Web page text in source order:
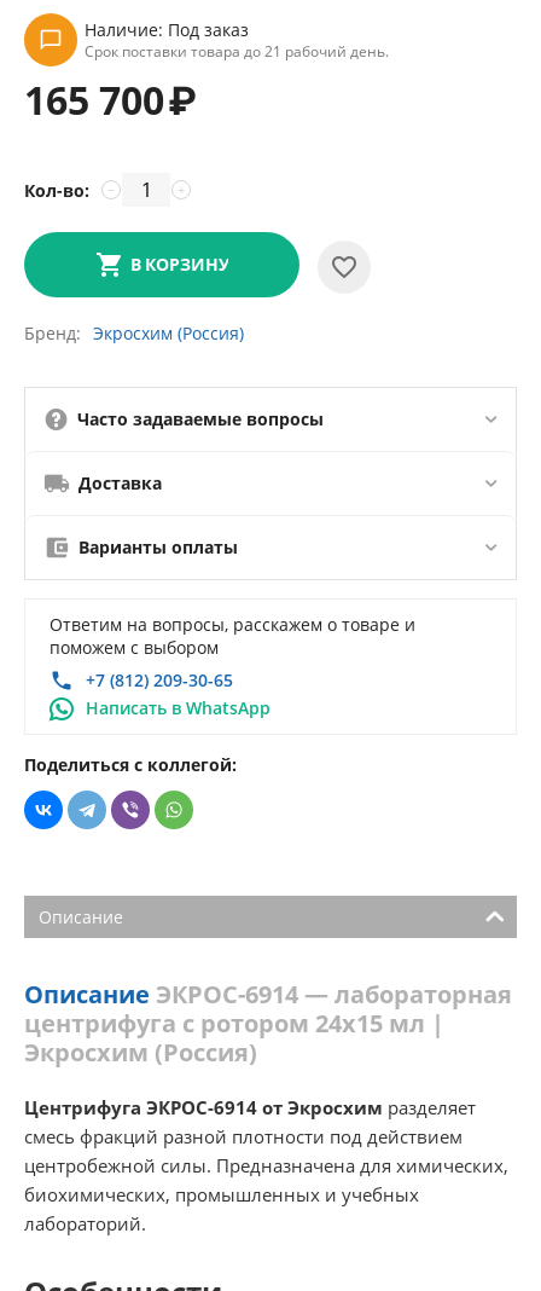
Наличие: Под заказ
Срок поставки товара до 21 рабочий день.
165 700₽
Кол-во: +
−
В КОРЗИНУ
Бренд Экросхим (Россия)
Часто задаваемые вопросы
Доставка
Варианты оплаты
Ответим на вопросы, расскажем о товаре и
поможем с выбором
+7 (812) 209-30-65
Написать в WhatsApp
Поделиться с коллегой:
Описание
Описание ЭКРОС-6914 — лабораторная
центрифуга с ротором 24х15 мл |
Экросхим (Россия)
Центрифуга ЭКРОС-6914 от Экросхим разделяет
смесь фракций разной плотности под действием
центробежной силы. Предназначена для химических,
биохимических, промышленных и учебных
лабораторий.